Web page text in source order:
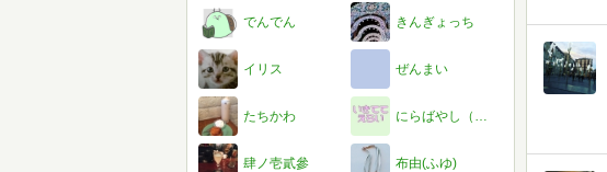
でんでん きんぎょっち
イリス ぜんまい
たちかわ にらばやし（呼）ねぎ
肆ノ壱貳參 布由(ふゆ)